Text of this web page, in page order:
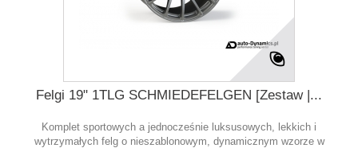
Felgi 19" 1TLG SCHMIEDEFELGEN [Zestaw |...
Komplet sportowych a jednocześnie luksusowych, lekkich i
wytrzymałych felg o nieszablonowym, dynamicznym wzorze w